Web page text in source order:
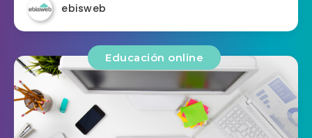
ebisweb
Educación online